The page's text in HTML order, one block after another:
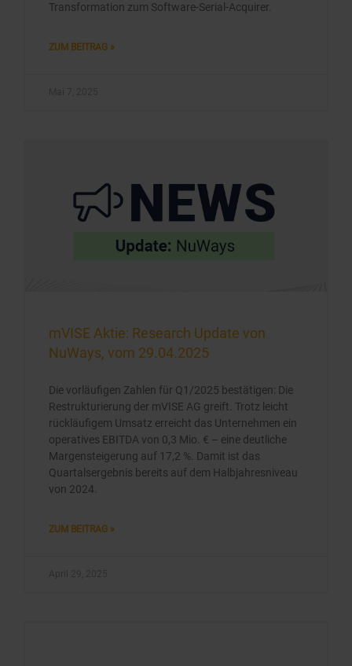
Transformation zum Software-Serial-Acquirer.
ZUM BEITRAG »
mVISE Aktie: Research Update von
NuWays, vom 29.04.2025
Die vorläufigen Zahlen für Q1/2025 bestätigen: Die
Restrukturierung der mVISE AG greift. Trotz leicht
rückläufigem Umsatz erreicht das Unternehmen ein
operatives EBITDA von 0,3 Mio. € – eine deutliche
Margensteigerung auf 17,2 %. Damit ist das
Quartalsergebnis bereits auf dem Halbjahresniveau
von 2024.
ZUM BEITRAG »